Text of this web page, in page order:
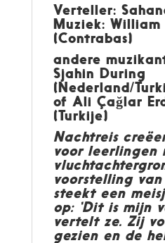
Verteller:
Muziek:
(Contrabas)
andere
Sjahin During
(Nederland/
of Ali Çağlar
(Turkije)
Nachtreis
voor leerlingen
voorstelling
steekt een
op: ‘Dit is mijn
vertelt ze. Zij
gezien en de